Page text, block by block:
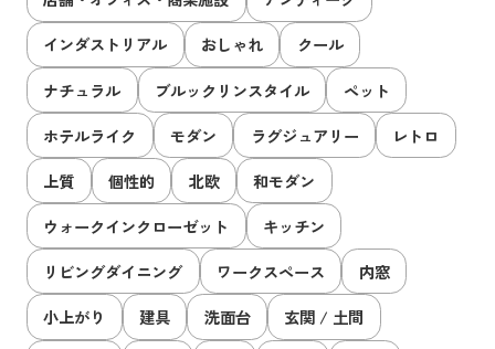
インダストリアル
おしゃれ
クール
ナチュラル
ブルックリンスタイル
ペット
ホテルライク
モダン ラグジュアリー
レトロ
上質
個性的 北欧
和モダン
ウォークインクローゼット
キッチン
リビングダイニング
ワークスペース
内窓
小上がり
建具 洗面台
玄関 / 土間